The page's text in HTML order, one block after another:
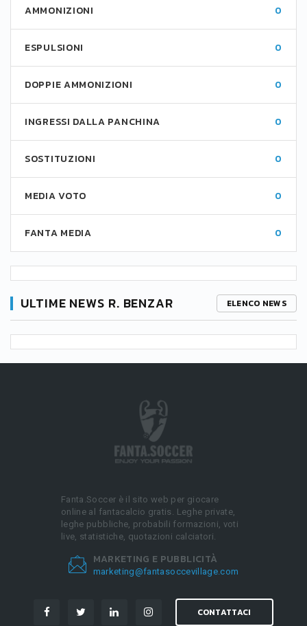
AMMONIZIONI 0
ESPULSIONI 0
DOPPIE AMMONIZIONI 0
INGRESSI DALLA PANCHINA 0
SOSTITUZIONI 0
MEDIA VOTO 0
FANTA MEDIA 0
ULTIME NEWS R. BENZAR ELENCO NEWS
Fanta.Soccer è il sito web per giocare
online al fantacalcio gratis. Leghe private,
leghe pubbliche, probabili formazioni, voti
live, statistiche, quotazioni calciatori.
MARKETING E PUBBLICITÀ
marketing@fantasoccevillage.com
CONTATTACI